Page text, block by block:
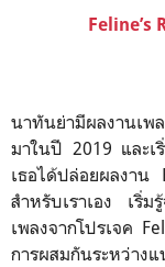
Feline’s
นาทันย่ามีผลงานเพ
มาในปี 2019 และเ
เธอได้ปล่อยผลงา
สำหรับเราเอง เริ่
เพลงจากโปรเจค
การผสมกันระห